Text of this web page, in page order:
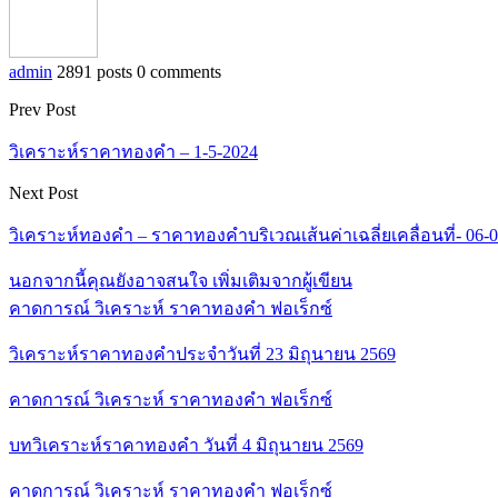
admin 2891 posts 0 comments
Prev Post
วิเคราะห์ราคาทองคำ – 1-5-2024
Next Post
วิเคราะห์ทองคำ – ราคาทองคำบริเวณเส้นค่าเฉลี่ยเคลื่อนที่- 06-
นอกจากนี้คุณยังอาจสนใจ เพิ่มเติมจากผู้เขียน
คาดการณ์ วิเคราะห์ ราคาทองคำ ฟอเร็กซ์
วิเคราะห์ราคาทองคำประจำวันที่ 23 มิถุนายน 2569
คาดการณ์ วิเคราะห์ ราคาทองคำ ฟอเร็กซ์
บทวิเคราะห์ราคาทองคำ วันที่ 4 มิถุนายน 2569
คาดการณ์ วิเคราะห์ ราคาทองคำ ฟอเร็กซ์